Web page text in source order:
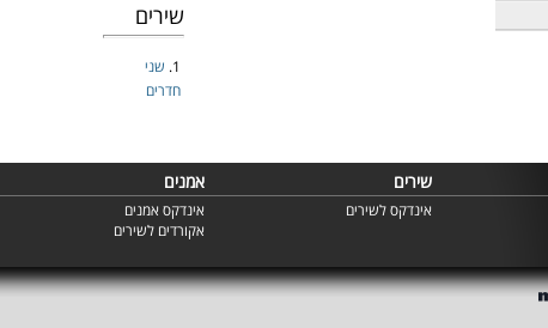
שירים
1. שני
חדרים
שירים אמנים
אינדקס לשירים
אינדקס אמנים
אקורדים לשירים